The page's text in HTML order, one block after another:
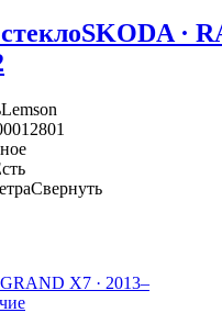
SKODA ·
Lemson
Свернуть